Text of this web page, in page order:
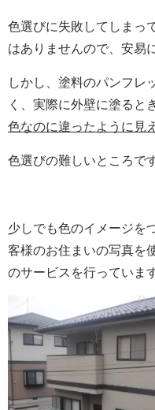
色選びに失敗してしまっ
はありませんので、安易
しかし、塗料のパンフレ
く、実際に外壁に塗ると
色なのに違ったように見
色選びの難しいところです
少しでも色のイメージを
客様のお住まいの写真を
のサービスを行っています